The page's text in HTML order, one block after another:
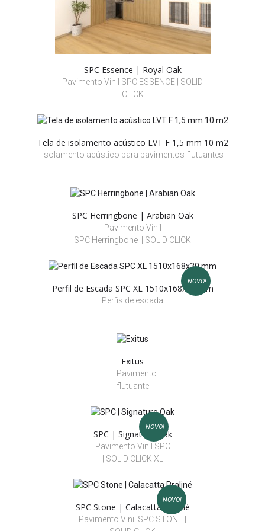
SPC Essence | Royal Oak
Pavimento Vinil SPC ESSENCE | SOLID
CLICK
Tela de isolamento acústico LVT F 1,5 mm 10 m2
Isolamento acústico para pavimentos flutuantes
SPC Herringbone | Arabian Oak
Pavimento Vinil
SPC Herringbone | SOLID CLICK
NOVO!
Perfil de Escada SPC XL 1510x168x30 mm
Perfis de escada
Exitus
Pavimento
flutuante
NOVO!
SPC | Signature Oak
Pavimento Vinil SPC
| SOLID CLICK XL
NOVO!
SPC Stone | Calacatta Praliné
Pavimento Vinil SPC STONE |